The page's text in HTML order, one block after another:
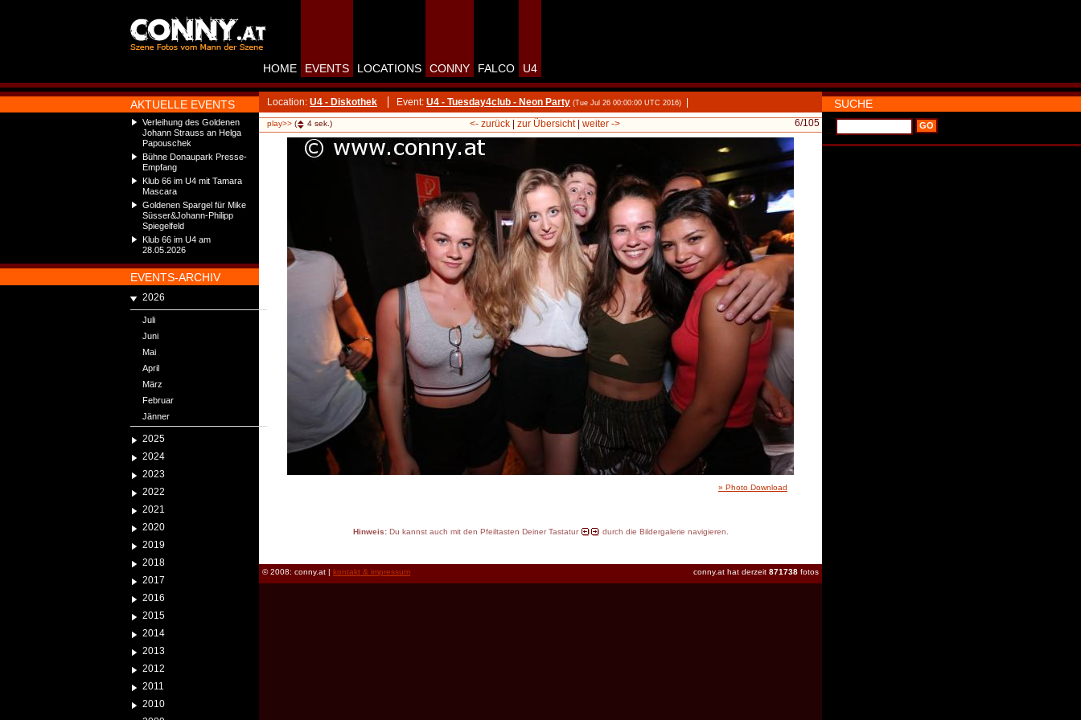
AKTUELLE EVENTS
Verleihung des Goldenen
Johann Strauss an Helga
Papouschek
Bühne Donaupark Presse-
Empfang
Klub 66 im U4 mit Tamara
Mascara
Goldenen Spargel für Mike
Süsser&Johann-Philipp
Spiegelfeld
Klub 66 im U4 am
28.05.2026
EVENTS-ARCHIV
2026
Juli
Juni
Mai
April
März
Februar
Jänner
2025
2024
2023
2022
2021
2020
2019
2018
2017
2016
2015
2014
2013
2012
2011
2010
HOME EVENTS LOCATIONS CONNY FALCO U4
Location: U4 - Diskothek Event: U4 - Tuesday4club - Neon Party (Tue Jul 26 00:00:00 UTC 2016)
play>> ( 4 sek.) 6/105
<- zurück| zur Übersicht| weiter ->
» Photo Download
Hinweis:Du kannst auch mit den Pfeiltasten Deiner Tastatur durch die Bildergalerie navigieren.
conny.at hat derzeit 871738 fotos
© 2008: conny.at | kontakt & impressum
SUCHE